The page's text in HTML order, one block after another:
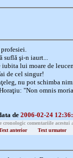
suflă şi-n iaurt...
iubita lui moare de
de cel singur!
nu pot schimba
"Non omnis
de 2006-02-24
cronologic comentariile acestui
anterior
Text urmator